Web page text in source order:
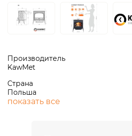
Производитель
KawMet
Страна
Польша
показать все